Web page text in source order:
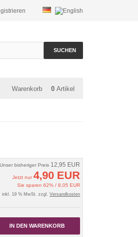
SUCHEN
Warenkorb 0 Artikel
Unser bisheriger Preis 12,95 EUR
Jetzt nur4,90 EUR
Sie sparen 62% / 8,05 EUR
inkl. 19 % MwSt. zzgl. Versandkosten
IN DEN WARENKORB